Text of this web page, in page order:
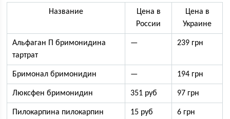
Название
Цена в
России
Цена в
Украине
Альфаган П бримонидина
тартрат
— 239 грн
Бримонал бримонидин — 194 грн
Люксфен бримонидин 351 руб 97 грн
Пилокарпина пилокарпин 15 руб 6 грн